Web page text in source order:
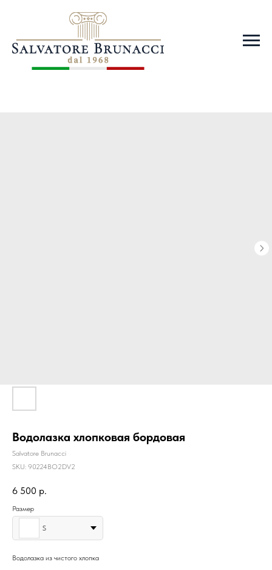
Водолазка хлопковая бордовая
Salvatore Brunacci
SKU: 90224BO2DV2
6 500 р.
Размер
S
Водолазка из чистого хлопка